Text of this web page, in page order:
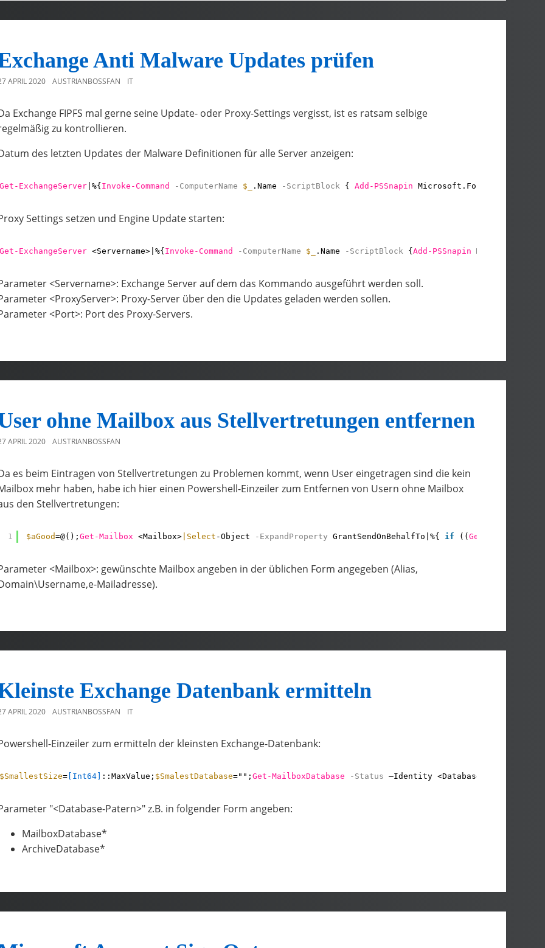
Anti Malware Updates prüfen
APRIL 2020 AUSTRIANBOSSFAN IT
Exchange FIPFS mal gerne seine Update- oder Proxy-Settings vergisst, ist es ratsam selbige
zu kontrollieren.
des letzten Updates der Malware Definitionen für alle Server anzeigen:
Get-ExchangeServer |%{ Invoke-Command -ComputerName $_ .Name -ScriptBlock { Add-PSSnapin
Settings setzen und Engine Update starten:
Get-ExchangeServer <Servername>|%{ Invoke-Command -ComputerName $_ .Name -ScriptBlock { Add-PSSnapin
<Servername>: Exchange Server auf dem das Kommando ausgeführt werden soll.
<ProxyServer>: Proxy-Server über den die Updates geladen werden sollen.
<Port>: Port des Proxy-Servers.
ohne Mailbox aus Stellvertretungen entfernen
APRIL 2020 AUSTRIANBOSSFAN
es beim Eintragen von Stellvertretungen zu Problemen kommt, wenn User eingetragen sind die kein
mehr haben, habe ich hier einen Powershell-Einzeiler zum Entfernen von Usern ohne Mailbox
den Stellvertretungen:
1 $aGood=@(); Get-Mailbox <Mailbox> |Select -Object -ExpandProperty GrantSendOnBehalfTo|%{ if (( Get-User
<Mailbox>: gewünschte Mailbox angeben in der üblichen Form angegeben (Alias,
Mailadresse).
Exchange Datenbank ermitteln
APRIL 2020 AUSTRIANBOSSFAN IT
Einzeiler zum ermitteln der kleinsten Exchange-Datenbank:
$SmallestSize= [Int64] ::MaxValue; $SmalestDatabase=""; Get-MailboxDatabase -Status –Identity <Database-Pattern>| %
"<Database-Patern>" z.B. in folgender Form angeben:
MailboxDatabase*
ArchiveDatabase*